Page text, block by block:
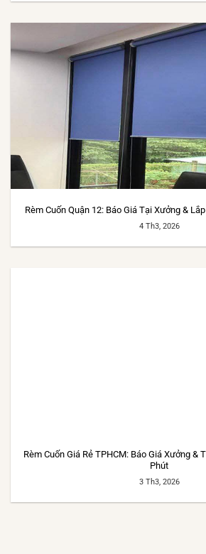
Rèm Cuốn Quận 12: Báo Giá Tại Xưởng &
4 Th3, 2026
Rèm Cuốn Giá Rẻ TPHCM: Báo Giá Xưởng &
Phút
3 Th3, 2026